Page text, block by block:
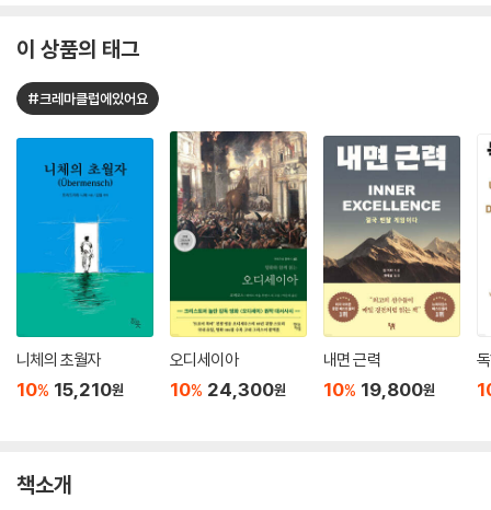
이 상품의 태그
#크레마클럽에있어요
니체의 초월자
10% 15,210원
오디세이아
10% 24,300원
내면 근력
10% 19,800원
책소개